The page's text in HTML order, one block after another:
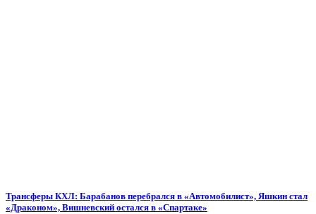
Трансферы КХЛ: Барабанов перебрался в «Автомобилист», Яшкин стал
«Драконом», Вишневский остался в «Спартаке»